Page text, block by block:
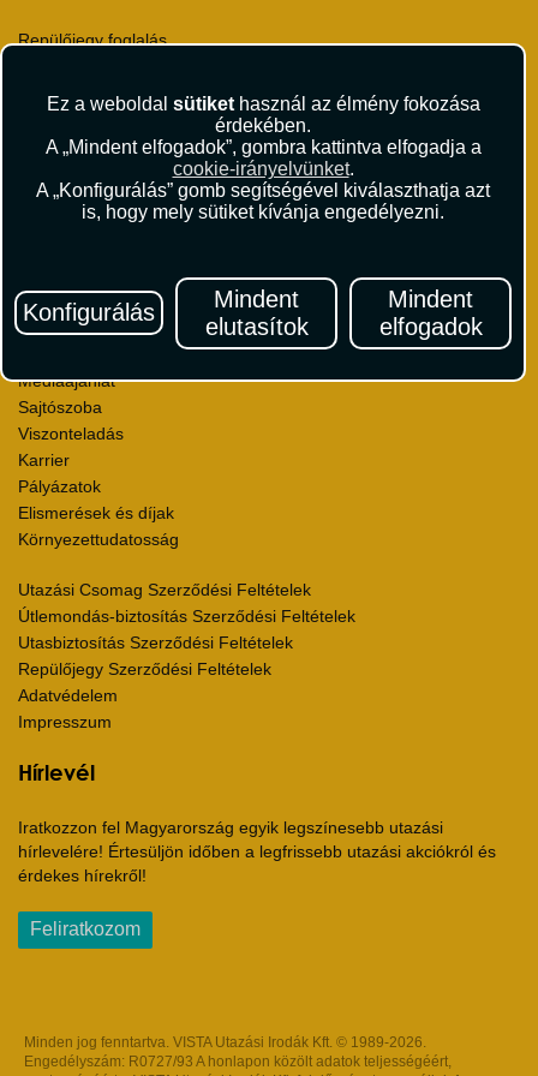
Ez a weboldal sütikethasznál az élmény fokozása
érdekében.
A „Mindent elfogadok”, gombra kattintva elfogadja a
cookie-irányelvünket.
A „Konfigurálás” gomb segítségével kiválaszthatja azt
is, hogy mely sütiket kívánja engedélyezni.
Konfigurálás
Mindent
elutasítok
Mindent
elfogadok
Repülőjegy foglalás
Vízumügyintézés
Utazási utalványok
Partnerkedvezmények
Céges utaztatás
Rólunk
Médiaajánlat
Sajtószoba
Viszonteladás
Karrier
Pályázatok
Elismerések és díjak
Környezettudatosság
Utazási Csomag Szerződési Feltételek
Útlemondás-biztosítás Szerződési Feltételek
Utasbiztosítás Szerződési Feltételek
Repülőjegy Szerződési Feltételek
Adatvédelem
Impresszum
Hírlevél
Iratkozzon fel Magyarország egyik legszínesebb utazási
hírlevelére! Értesüljön időben a legfrissebb utazási akciókról és
érdekes hírekről!
Feliratkozom
Minden jog fenntartva. VISTA Utazási Irodák Kft. © 1989-2026.
Engedélyszám: R0727/93 A honlapon közölt adatok teljességéért,